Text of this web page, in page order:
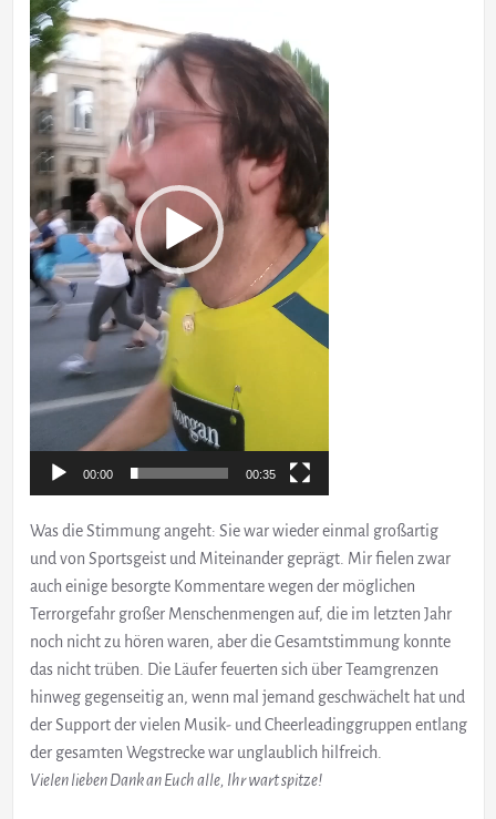
00:00 00:35
Was die Stimmung angeht: Sie war wieder einmal großartig
und von Sportsgeist und Miteinander geprägt. Mir fielen zwar
auch einige besorgte Kommentare wegen der möglichen
Terrorgefahr großer Menschenmengen auf, die im letzten Jahr
noch nicht zu hören waren, aber die Gesamtstimmung konnte
das nicht trüben. Die Läufer feuerten sich über Teamgrenzen
hinweg gegenseitig an, wenn mal jemand geschwächelt hat und
der Support der vielen Musik- und Cheerleadinggruppen entlang
der gesamten Wegstrecke war unglaublich hilfreich.
Vielen lieben Dank an Euch alle, Ihr wart spitze!